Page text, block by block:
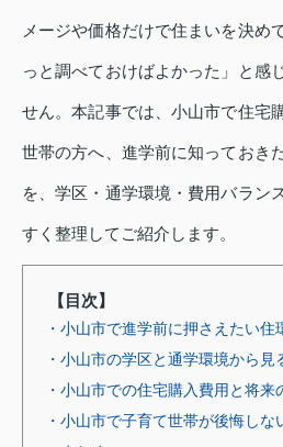
メージや価格だけで住まいを決め
っと調べておけばよかった」と感
せん。本記事では、小山市で住宅
世帯の方へ、進学前に知っておき
を、学区・通学環境・費用バラン
すく整理してご紹介します。
【目次】
・小山市で進学前に押さえたい住
・小山市の学区と通学環境から見
・小山市での住宅購入費用と将来
・小山市で子育て世帯が後悔し